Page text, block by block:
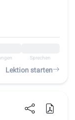
Sprechen
Lektion starten